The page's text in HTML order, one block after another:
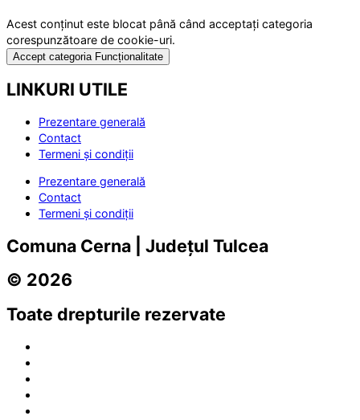
Acest conținut este blocat până când acceptați categoria
corespunzătoare de cookie-uri.
Accept categoria Funcționalitate
LINKURI UTILE
Prezentare generală
Contact
Termeni și condiții
Prezentare generală
Contact
Termeni și condiții
Comuna Cerna | Județul Tulcea
© 2026
Toate drepturile rezervate